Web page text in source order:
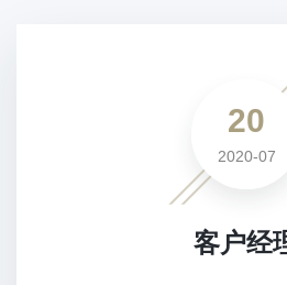
20
2020-07
客户经